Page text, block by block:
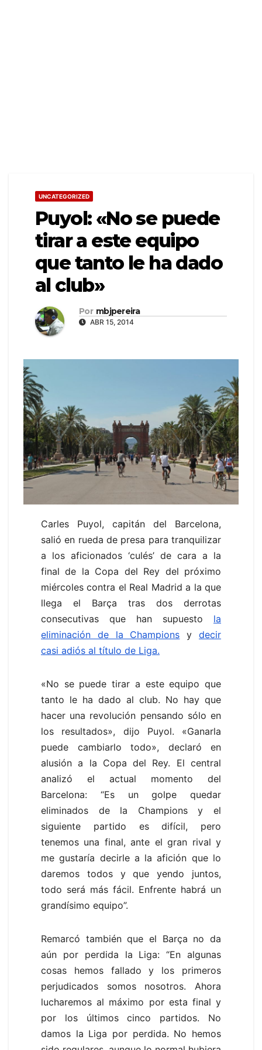
UNCATEGORIZED
Puyol: «No se puede
tirar a este equipo
que tanto le ha dado
al club»
Por mbjpereira
ABR 15, 2014
Carles Puyol, capitán del Barcelona,
salió en rueda de presa para tranquilizar
a los aficionados ‘culés’ de cara a la
final de la Copa del Rey del próximo
miércoles contra el Real Madrid a la que
llega el Barça tras dos derrotas
consecutivas que han supuesto la
eliminación de la Champions ydecir
casi adiós al título de Liga.
«No se puede tirar a este equipo que
tanto le ha dado al club. No hay que
hacer una revolución pensando sólo en
los resultados», dijo Puyol. «Ganarla
puede cambiarlo todo», declaró en
alusión a la Copa del Rey. El central
analizó el actual momento del
Barcelona: “Es un golpe quedar
eliminados de la Champions y el
siguiente partido es difícil, pero
tenemos una final, ante el gran rival y
me gustaría decirle a la afición que lo
daremos todos y que yendo juntos,
todo será más fácil. Enfrente habrá un
grandísimo equipo”.
Remarcó también que el Barça no da
aún por perdida la Liga: “En algunas
cosas hemos fallado y los primeros
perjudicados somos nosotros. Ahora
lucharemos al máximo por esta final y
por los últimos cinco partidos. No
damos la Liga por perdida. No hemos